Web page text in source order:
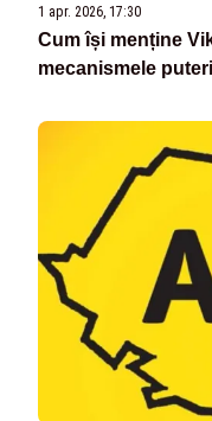
1 apr. 2026, 17:30
Cum își menține
mecanismele